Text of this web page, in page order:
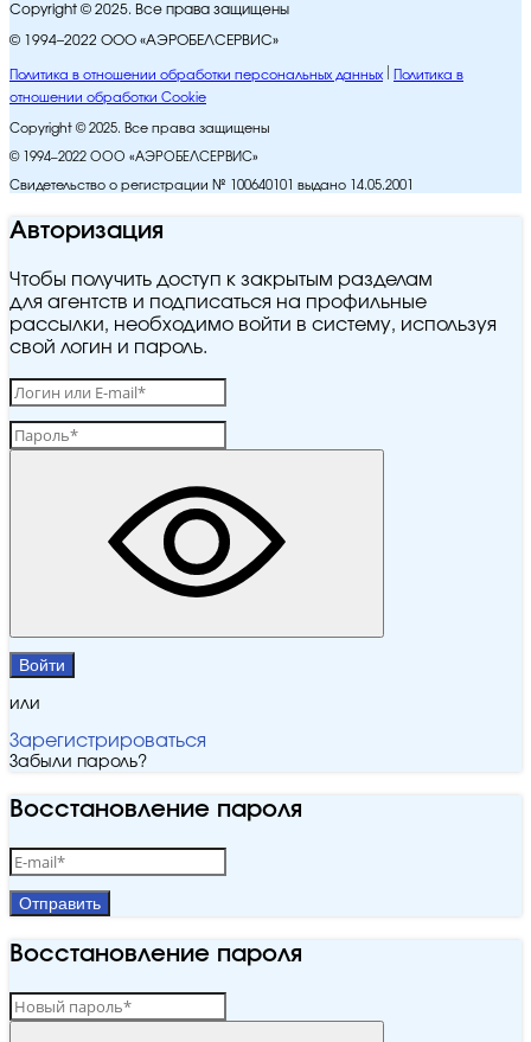
Copyright © 2025. Все права защищены
© 1994–2022 ООО «АЭРОБЕЛСЕРВИС»
Политика в отношении обработки персональных данных
Политика в
отношении обработки Cookie
Copyright © 2025. Все права защищены
© 1994–2022 ООО «АЭРОБЕЛСЕРВИС»
Свидетельство о регистрации № 100640101 выдано 14.05.2001
Авторизация
Чтобы получить доступ к закрытым разделам
для агентств и подписаться на профильные
рассылки, необходимо войти в систему, используя
свой логин и пароль.
Войти
или
Зарегистрироваться
Забыли пароль?
Восстановление пароля
Отправить
Восстановление пароля